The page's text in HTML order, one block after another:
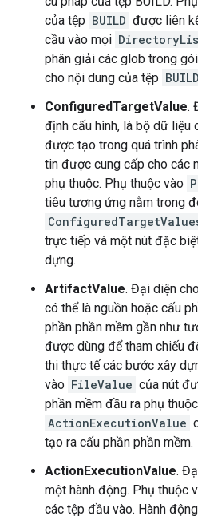
của tệp BUILD được liên
cầu vào mọi
phân giải các glob trong
cho nội dung của tệp BUILD
ConfiguredTargetValue.
định cấu hình, là bộ dữ liệu
được tạo trong quá trình
tin được cung cấp cho các
phụ thuộc. Phụ thuộc vào
tiêu tương ứng nằm trong
trực tiếp và một nút đặc
dựng.
ArtifactValue. Đại diện
có thể là nguồn hoặc cấu
phần phần mềm gần như
được dùng để tham chiếu
thi thực tế các bước xây
vào FileValue của nút
phần mềm đầu ra phụ
ActionExecutionValue
tạo ra cấu phần phần mềm.
ActionExecutionValue.
một hành động. Phụ thuộc
các tệp đầu vào. Hành